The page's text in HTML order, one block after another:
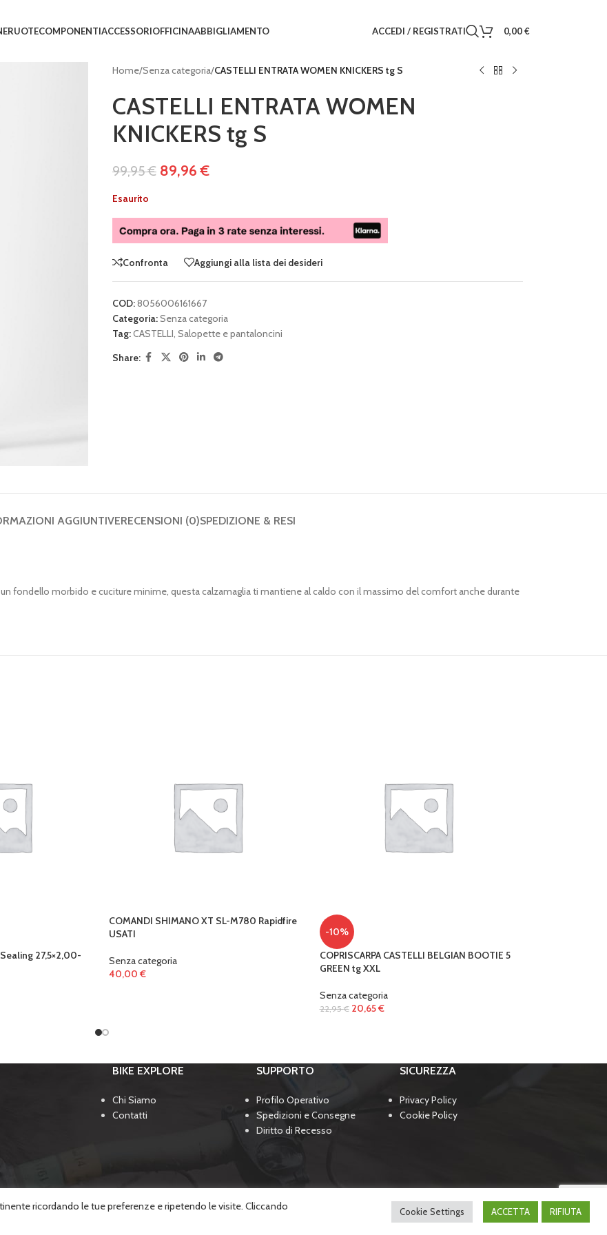
RUOTECOMPONENTIACCESSORIOFFICINAABBIGLIAMENTO ACCEDI / REGISTRATI 0,00€
Home/Senza categoria/CASTELLI ENTRATA WOMEN KNICKERS tg S
CASTELLI ENTRATA WOMEN
KNICKERS tg S
99,95€ 89,96€
Esaurito
Confronta Aggiungi alla lista dei desideri
COD:8056006161667
Categoria:Senza categoria
Tag:CASTELLI, Salopette e pantaloncini
Share:
AGGIUNTIVERECENSIONI (0)SPEDIZIONE & RESI
un fondello morbido e cuciture minime, questa calzamaglia ti mantiene al caldo con il massimo del comfort anche durante
27,5×2,00-
COMANDI SHIMANO XT SL-M780 Rapidfire
USATI
Senza categoria
40,00 €
-10%
COPRISCARPA CASTELLI BELGIAN BOOTIE 5
GREEN tg XXL
Senza categoria
22,95€ 20,65€
BIKE EXPLORE
Chi Siamo
Contatti
SUPPORTO
Profilo Operativo
Spedizioni e Consegne
Diritto di Recesso
SICUREZZA
Privacy Policy
Cookie Policy
ricordando le tue preferenze e ripetendo le visite. Cliccando
Cookie Settings ACCETTA RIFIUTA